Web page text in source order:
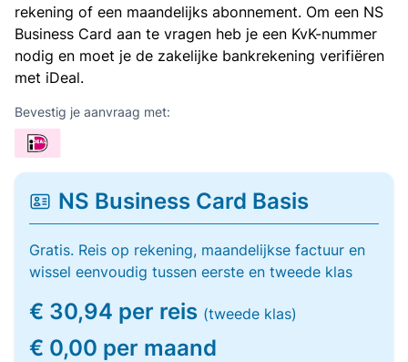
rekening of een maandelijks abonnement. Om een NS
Business Card aan te vragen heb je een KvK-nummer
nodig en moet je de zakelijke bankrekening verifiëren
met iDeal.
Bevestig je aanvraag met:
NS Business Card Basis
Gratis. Reis op rekening, maandelijkse factuur en
wissel eenvoudig tussen eerste en tweede klas
€ 30,94 per reis (tweede klas)
€ 0,00 per maand